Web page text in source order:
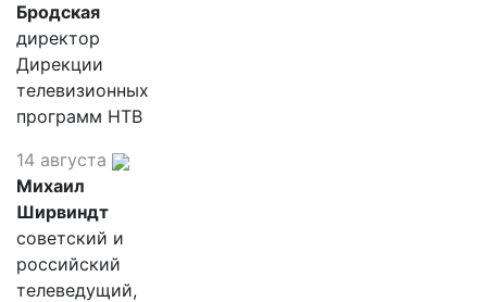
Бродская
директор
Дирекции
телевизионных
программ НТВ
14 августа
Михаил
Ширвиндт
советский и
российский
телеведущий,